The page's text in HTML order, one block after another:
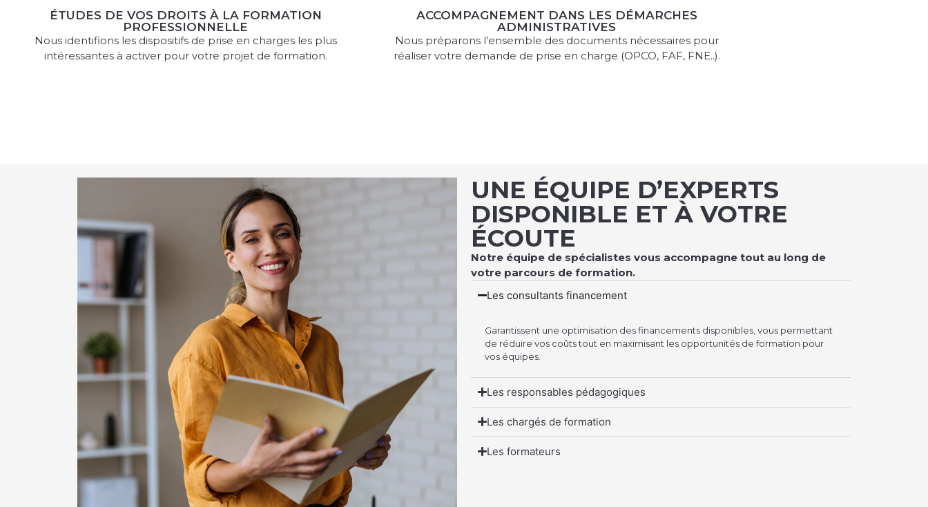
ÉTUDES DE VOS DROITS À LA FORMATION
PROFESSIONNELLE
Nous identifions les dispositifs de prise en charges les plus
intéressantes à activer pour votre projet de formation.
ACCOMPAGNEMENT DANS LES DÉMARCHES
ADMINISTRATIVES
Nous préparons l’ensemble des documents nécessaires pour
réaliser votre demande de prise en charge (OPCO, FAF, FNE..).
UNE ÉQUIPE D’EXPERTS
DISPONIBLE ET À VOTRE
ÉCOUTE
Notre équipe de spécialistes vous accompagne tout au long de
votre parcours de formation.
Les consultants financement
Garantissent une optimisation des financements disponibles, vous permettant
de réduire vos coûts tout en maximisant les opportunités de formation pour
vos équipes.
Les responsables pédagogiques
Les chargés de formation
Les formateurs